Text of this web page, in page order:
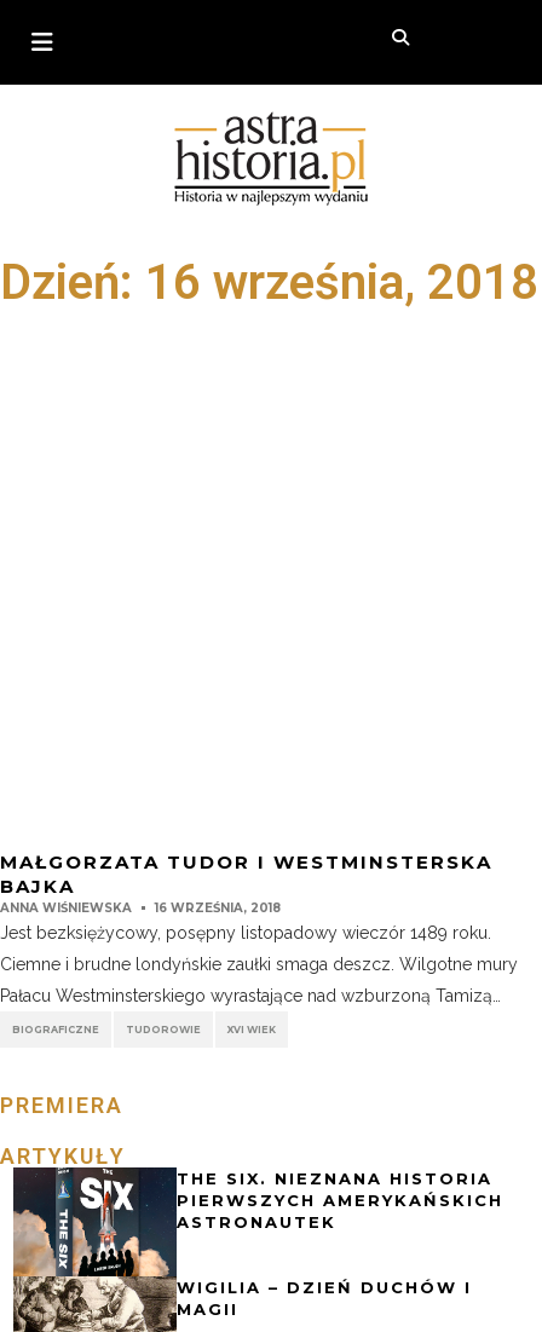
Dzień: 16 września, 2018
MAŁGORZATA TUDOR I WESTMINSTERSKA
BAJKA
ANNA WIŚNIEWSKA 16 WRZEŚNIA, 2018
Jest bezksiężycowy, posępny listopadowy wieczór 1489 roku.
Ciemne i brudne londyńskie zaułki smaga deszcz. Wilgotne mury
Pałacu Westminsterskiego wyrastające nad wzburzoną Tamizą…
BIOGRAFICZNE TUDOROWIE XVI WIEK
PREMIERA
ARTYKUŁY
THE SIX. NIEZNANA HISTORIA
PIERWSZYCH AMERYKAŃSKICH
ASTRONAUTEK
WIGILIA – DZIEŃ DUCHÓW I
MAGII